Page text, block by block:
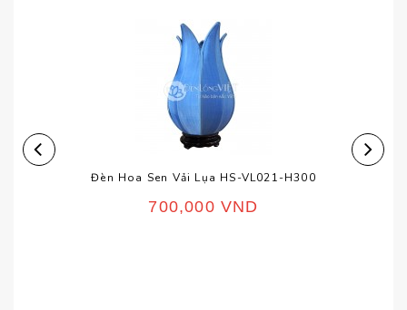
Đèn Hoa Sen Vải Lụa HS-VL021-H300
700,000 VND